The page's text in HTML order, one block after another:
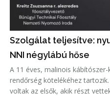
Szolgálat teljesítve:
NNI négylábú hőse
A 11 éves, malinois
rendőrség kötelékéhez
voltak az elsők, akik részt